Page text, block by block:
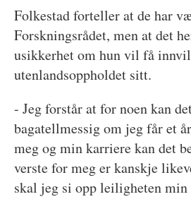
Folkestad forteller at de har
Forskningsrådet, men at det
usikkerhet om hun vil få
utenlandsoppholdet sitt.
- Jeg forstår at for noen kan
bagatellmessig om jeg får et
meg og min karriere kan det
verste for meg er kanskje
skal jeg si opp leiligheten min